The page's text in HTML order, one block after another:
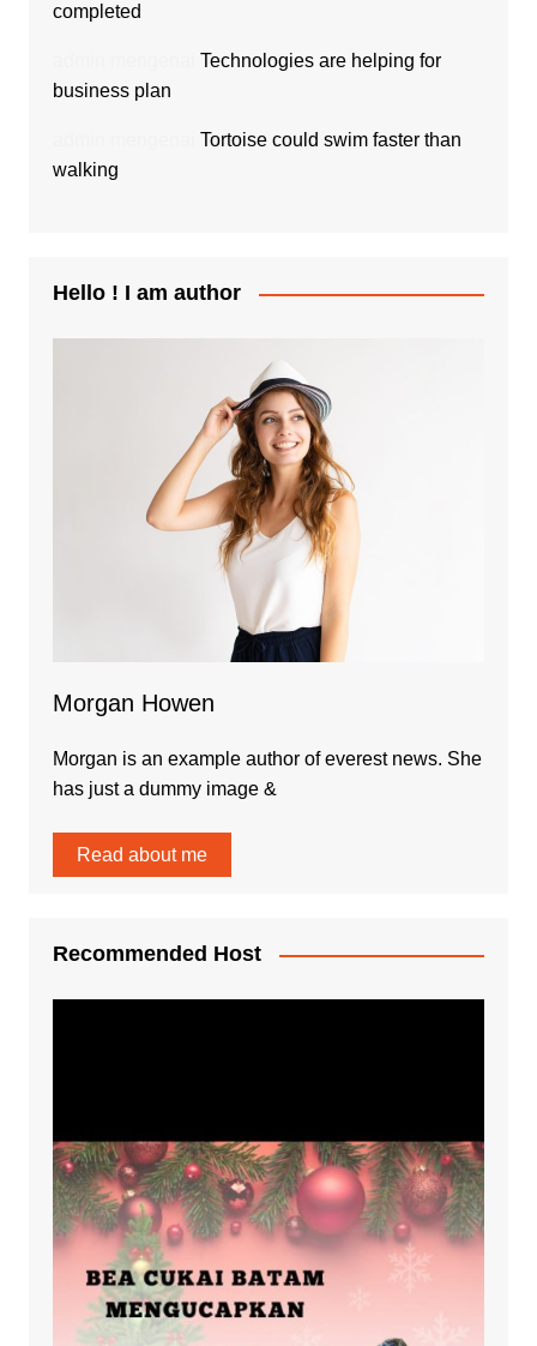
completed
Technologies are helping for
business plan
Tortoise could swim faster than
walking
Hello ! I am author
Morgan Howen
Morgan is an example author of everest news. She
has just a dummy image &
Read about me
Recommended Host